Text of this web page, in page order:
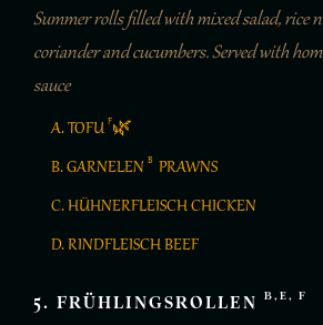
Summer rolls filled with mixed salad, rice
coriander and cucumbers. Served with
sauce
A. TOFUF🌿
B. GARNELENB PRAWNS
C. HÜHNERFLEISCH CHICKEN
D. RINDFLEISCH BEEF
5. FRÜHLINGSROLLENB,E, F